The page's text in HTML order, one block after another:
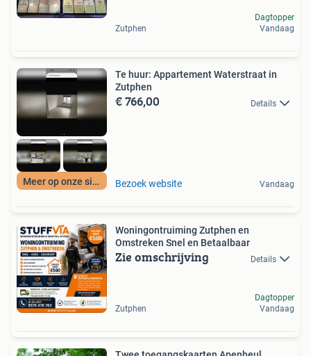
Zutphen
Dagtopper
Vandaag
Meer op onze site
Te huur: Appartement Waterstraat in
Zutphen
€ 766,00 Details
Bezoek website Vandaag
Woningontruiming Zutphen en
Omstreken Snel en Betaalbaar
Zie omschrijving Details
Zutphen
Dagtopper
Vandaag